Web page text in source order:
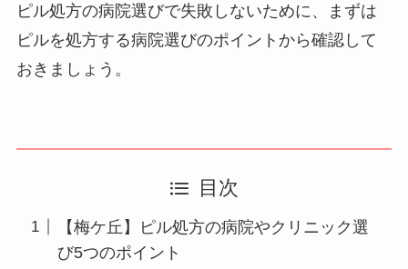
ピル処方の病院選びで失敗しないために、まずは
ピルを処方する病院選びのポイントから確認して
おきましょう。
目次
【梅ケ丘】ピル処方の病院やクリニック選
び5つのポイント